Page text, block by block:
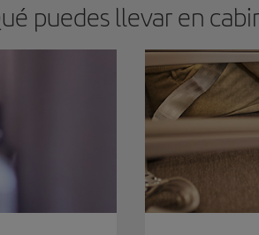
puedes llevar en